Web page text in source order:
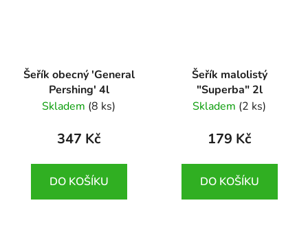
Šeřík obecný 'General
Pershing' 4l
Syringa vulgaris
Skladem (8 ks)
347 Kč
DO KOŠÍKU
Šeřík malolistý
"Superba" 2l
Syringa microphylla
Skladem (2 ks)
179 Kč
DO KOŠÍKU